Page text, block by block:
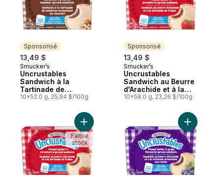
Sponsorisé
13,49 $
Sponsorisé
Smucker’s
Uncrustables
Sandwich à la
Tartinade de
Noisettes
10x52.0 g, 25,94 $/100g
Sponsorisé
13,49 $
Sponsorisé
Smucker’s
Uncrustables
Sandwich au Beurre
d'Arachide et à la
Tartinade de Fraises
10x58.0 g, 23,26 $/100g
Ajouter Uncrustables Sandwich au
Faible
stock
Ajouter